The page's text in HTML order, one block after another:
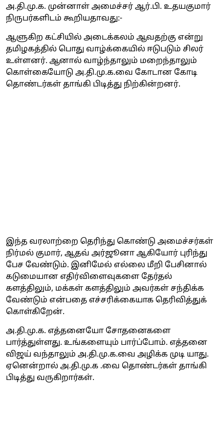
அ.தி.மு.க. முன்னாள் அமைச்சர் ஆர்.பி. உதயகுமார்
நிருபர்களிடம் கூறியதாவது:-
ஆளுகிற கட்சியில் அடைக்கலம் ஆவதற்கு என்று
தமிழகத்தில் பொது வாழ்க்கையில் ஈடுபடும் சிலர்
உள்ளனர். ஆனால் வாழ்ந்தாலும் மறைந்தாலும்
கொள்கையோடு அ.தி.மு.க.வை கோடான கோடி
தொண்டர்கள் தாங்கி பிடித்து நிற்கின்றனர்.
இந்த வரலாற்றை தெரிந்து கொண்டு அமைச்சர்கள்
நிர்மல் குமார், ஆதவ் அர்ஜூனா ஆகியோர் புரிந்து
பேச வேண்டும். இனிமேல் எல்லை மீறி பேசினால்
கடுமையான எதிர்விளைவுகளை தேர்தல்
களத்திலும், மக்கள் களத்திலும் அவர்கள் சந்திக்க
வேண்டும் என்பதை எச்சரிக்கையாக தெரிவித்துக்
கொள்கிறேன்.
அ.தி.மு.க. எத்தனையோ சோதனைகளை
பார்த்துள்ளது. உங்களையும் பார்ப்போம். எத்தனை
விஜய் வந்தாலும் அ.தி.மு.க.வை அழிக்க முடி யாது.
ஏனென்றால் அ.தி.மு.க .வை தொண்டர்கள் தாங்கி
பிடித்து வருகிறார்கள்.